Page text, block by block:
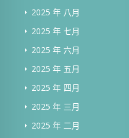
2025 年 八月
2025 年 七月
2025 年 六月
2025 年 五月
2025 年 四月
2025 年 三月
2025 年 二月